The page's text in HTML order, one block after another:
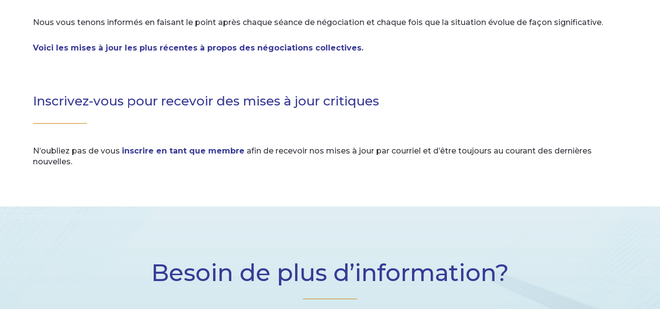
Nous vous tenons informés en faisant le point après chaque séance de négociation et chaque fois que la situation évolue de façon significative.
Voici les mises à jour les plus récentes à propos des négociations collectives.
Inscrivez-vous pour recevoir des mises à jour critiques
N’oubliez pas de vous inscrire en tant que membre afin de recevoir nos mises à jour par courriel et d’être toujours au courant des dernières
nouvelles.
Besoin de plus d’information?